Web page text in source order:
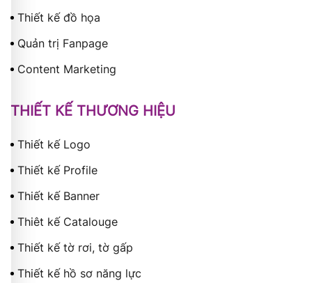
Thiết kế đồ họa
Quản trị Fanpage
Content Marketing
THIẾT KẾ THƯƠNG HIỆU
Thiết kế Logo
Thiết kế Profile
Thiết kế Banner
Thiêt kế Catalouge
Thiết kế tờ rơi, tờ gấp
Thiết kế hồ sơ năng lực